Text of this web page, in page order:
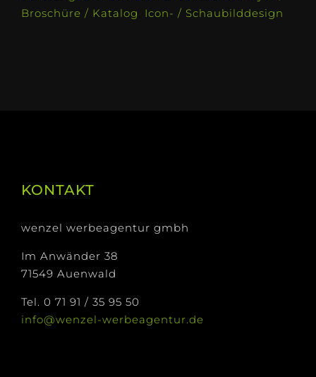
Broschüre / Katalog
Icon- / Schaubilddesign
KONTAKT
wenzel werbeagentur gmbh
Im Anwänder 38
71549 Auenwald
Tel. 0 71 91 / 35 95 50
info@wenzel-werbeagentur.de